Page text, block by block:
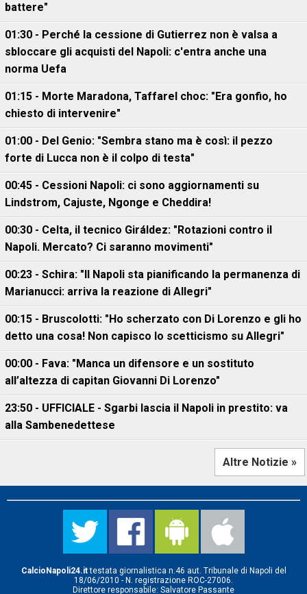
battere"
01:30 - Perché la cessione di Gutierrez non è valsa a
sbloccare gli acquisti del Napoli: c'entra anche una
norma Uefa
01:15 - Morte Maradona, Taffarel choc: "Era gonfio, ho
chiesto di intervenire"
01:00 - Del Genio: "Sembra stano ma è così: il pezzo
forte di Lucca non è il colpo di testa"
00:45 - Cessioni Napoli: ci sono aggiornamenti su
Lindstrom, Cajuste, Ngonge e Cheddira!
00:30 - Celta, il tecnico Giráldez: "Rotazioni contro il
Napoli. Mercato? Ci saranno movimenti"
00:23 - Schira: "Il Napoli sta pianificando la permanenza di
Marianucci: arriva la reazione di Allegri"
00:15 - Bruscolotti: "Ho scherzato con Di Lorenzo e gli ho
detto una cosa! Non capisco lo scetticismo su Allegri"
00:00 - Fava: "Manca un difensore e un sostituto
all’altezza di capitan Giovanni Di Lorenzo"
23:50 - UFFICIALE - Sgarbi lascia il Napoli in prestito: va
alla Sambenedettese
Altre Notizie »
CalcioNapoli24.ittestata giornalistica n.46 aut. Tribunale di Napoli del
18/06/2010 - N. registrazione ROC-27006.
Direttore responsabile: Salvatore Passante